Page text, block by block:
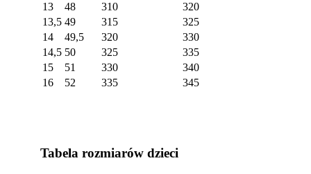
13
48 310
320
13,5 49 315
325
14
49,5 320
330
14,5 50 325
335
15
51 330
340
16
52 335 345
Tabela rozmiarów dzieci